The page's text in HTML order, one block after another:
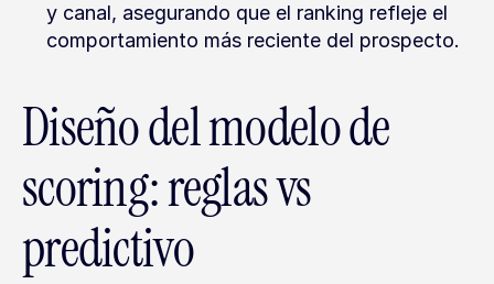
y canal, asegurando que el ranking refleje el
comportamiento más reciente del prospecto.
Diseño del modelo de
scoring: reglas vs
predictivo